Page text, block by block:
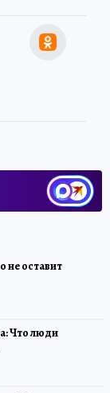
не оставит
Что люди